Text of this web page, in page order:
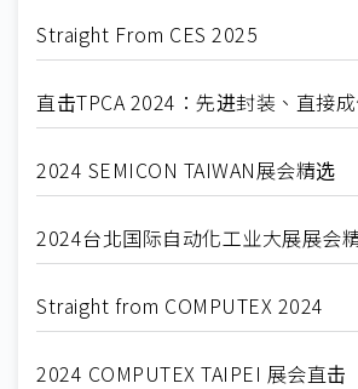
Straight From CES 2025
直击TPCA 2024：先进封装、直接
2024 SEMICON TAIWAN展会精选
2024台北国际自动化工业大展展会
Straight from COMPUTEX 2024
2024 COMPUTEX TAIPEI 展会直击